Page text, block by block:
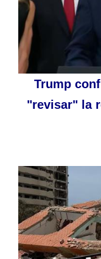
Trump
"revisar" la